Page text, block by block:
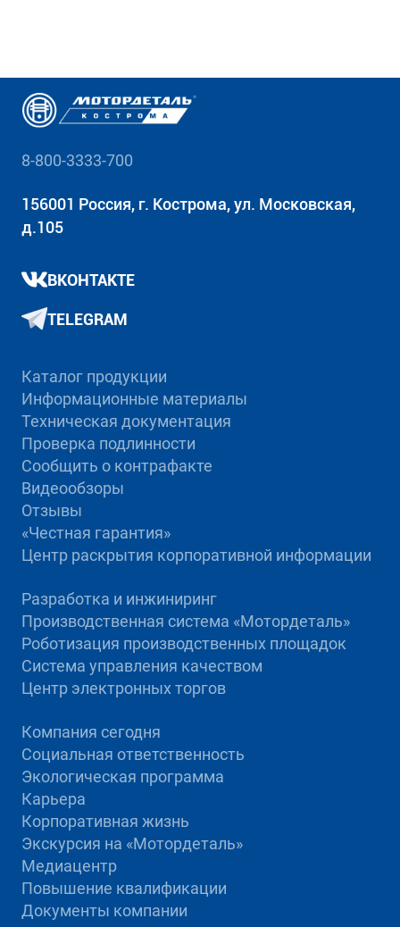
8-800-3333-700
156001 Россия, г. Кострома, ул. Московская,
д.105
ВКОНТАКТЕ
TELEGRAM
Каталог продукции
Информационные материалы
Техническая документация
Проверка подлинности
Сообщить о контрафакте
Видеообзоры
Отзывы
«Честная гарантия»
Центр раскрытия корпоративной информации
Разработка и инжиниринг
Производственная система «Mотордеталь»
Роботизация производственных площадок
Система управления качеством
Центр электронных торгов
Компания сегодня
Социальная ответственность
Экологическая программа
Карьера
Корпоративная жизнь
Экскурсия на «Мотордеталь»
Медиацентр
Повышение квалификации
Документы компании